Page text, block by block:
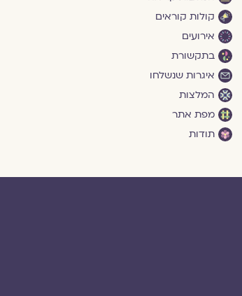
קולות קוראים
אירועים
בתקשורת
איגרות שנשלחו
המלצות
מפת אתר
תודות